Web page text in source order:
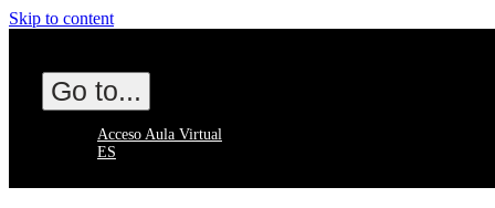
Skip to content
Go to...
Acceso Aula Virtual
ES